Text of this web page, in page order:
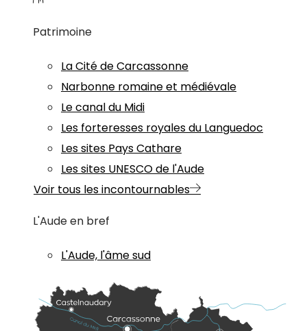
Patrimoine
La Cité de Carcassonne
Narbonne romaine et médiévale
Le canal du Midi
Les forteresses royales du Languedoc
Les sites Pays Cathare
Les sites UNESCO de l'Aude
Voir tous les incontournables
L'Aude en bref
L'Aude, l'âme sud